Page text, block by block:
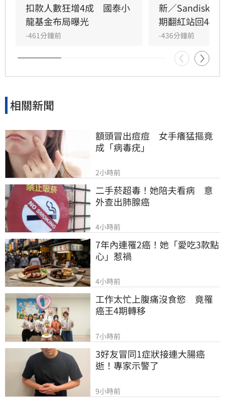
險轉向企業基本面，加上美股受惠於油價回落與
美債殖利率下滑，市場風險情緒顯著改善。儘管
AI變現能力引發市場討論與波動，但雲端服務供
應商持續推動資本支出，顯示AI基礎建設動能未
減。隨著企業財報表現優於預期且通膨壓力緩
解，科技股後續動能仍值得投資人密切關注。
扣款人數狂增4成　國泰小
龍基金布局曝光
-461分鐘前
新／Sandisk挫
期翻紅站回
-436分鐘前
相關新聞
額頭冒出痘痘　女手癢猛摳竟
成「病毒疣」
2小時前
二手菸超毒！她陪夫看病　意
外查出肺腺癌
4小時前
7年內連罹2癌！她「愛吃3款點
心」惹禍
4小時前
工作太忙上腹痛沒食慾　竟罹
癌王4期轉移
7小時前
3好友冒同1症狀接連大腸癌
逝！專家示警了
9小時前